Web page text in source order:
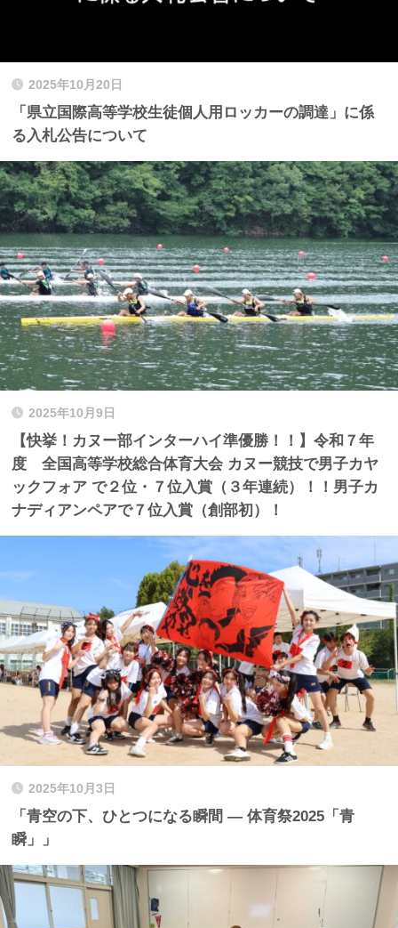
2025年10月20日
「県立国際高等学校生徒個人用ロッカーの調達」に係
る入札公告について
2025年10月9日
【快挙！カヌー部インターハイ準優勝！！】令和７年
度 全国高等学校総合体育大会 カヌー競技で男子カヤ
ックフォア で２位・７位入賞（３年連続）！！男子カ
ナディアンペアで７位入賞（創部初）！
2025年10月3日
「青空の下、ひとつになる瞬間 ― 体育祭2025「青
瞬」」